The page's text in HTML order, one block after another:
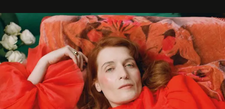
importa si no lo entienden’”, confiesa.